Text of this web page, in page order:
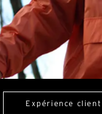
Expérience client